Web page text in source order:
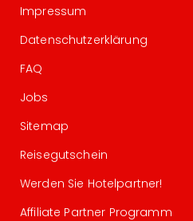
Impressum
Datenschutzerklärung
FAQ
Jobs
Sitemap
Reisegutschein
Werden Sie Hotelpartner!
Affiliate Partner Programm